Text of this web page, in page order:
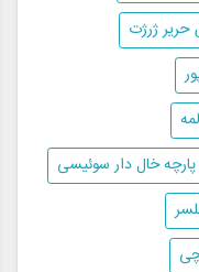
ژرژت
خال دار سوئیسی